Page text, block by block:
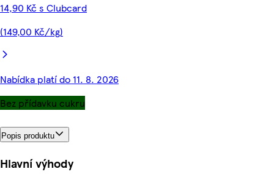
14,90 Kč s Clubcard
(149,00 Kč/kg)
Nabídka platí do 11. 8. 2026
Bez přídavku cukru
Popis produktu
Hlavní výhody